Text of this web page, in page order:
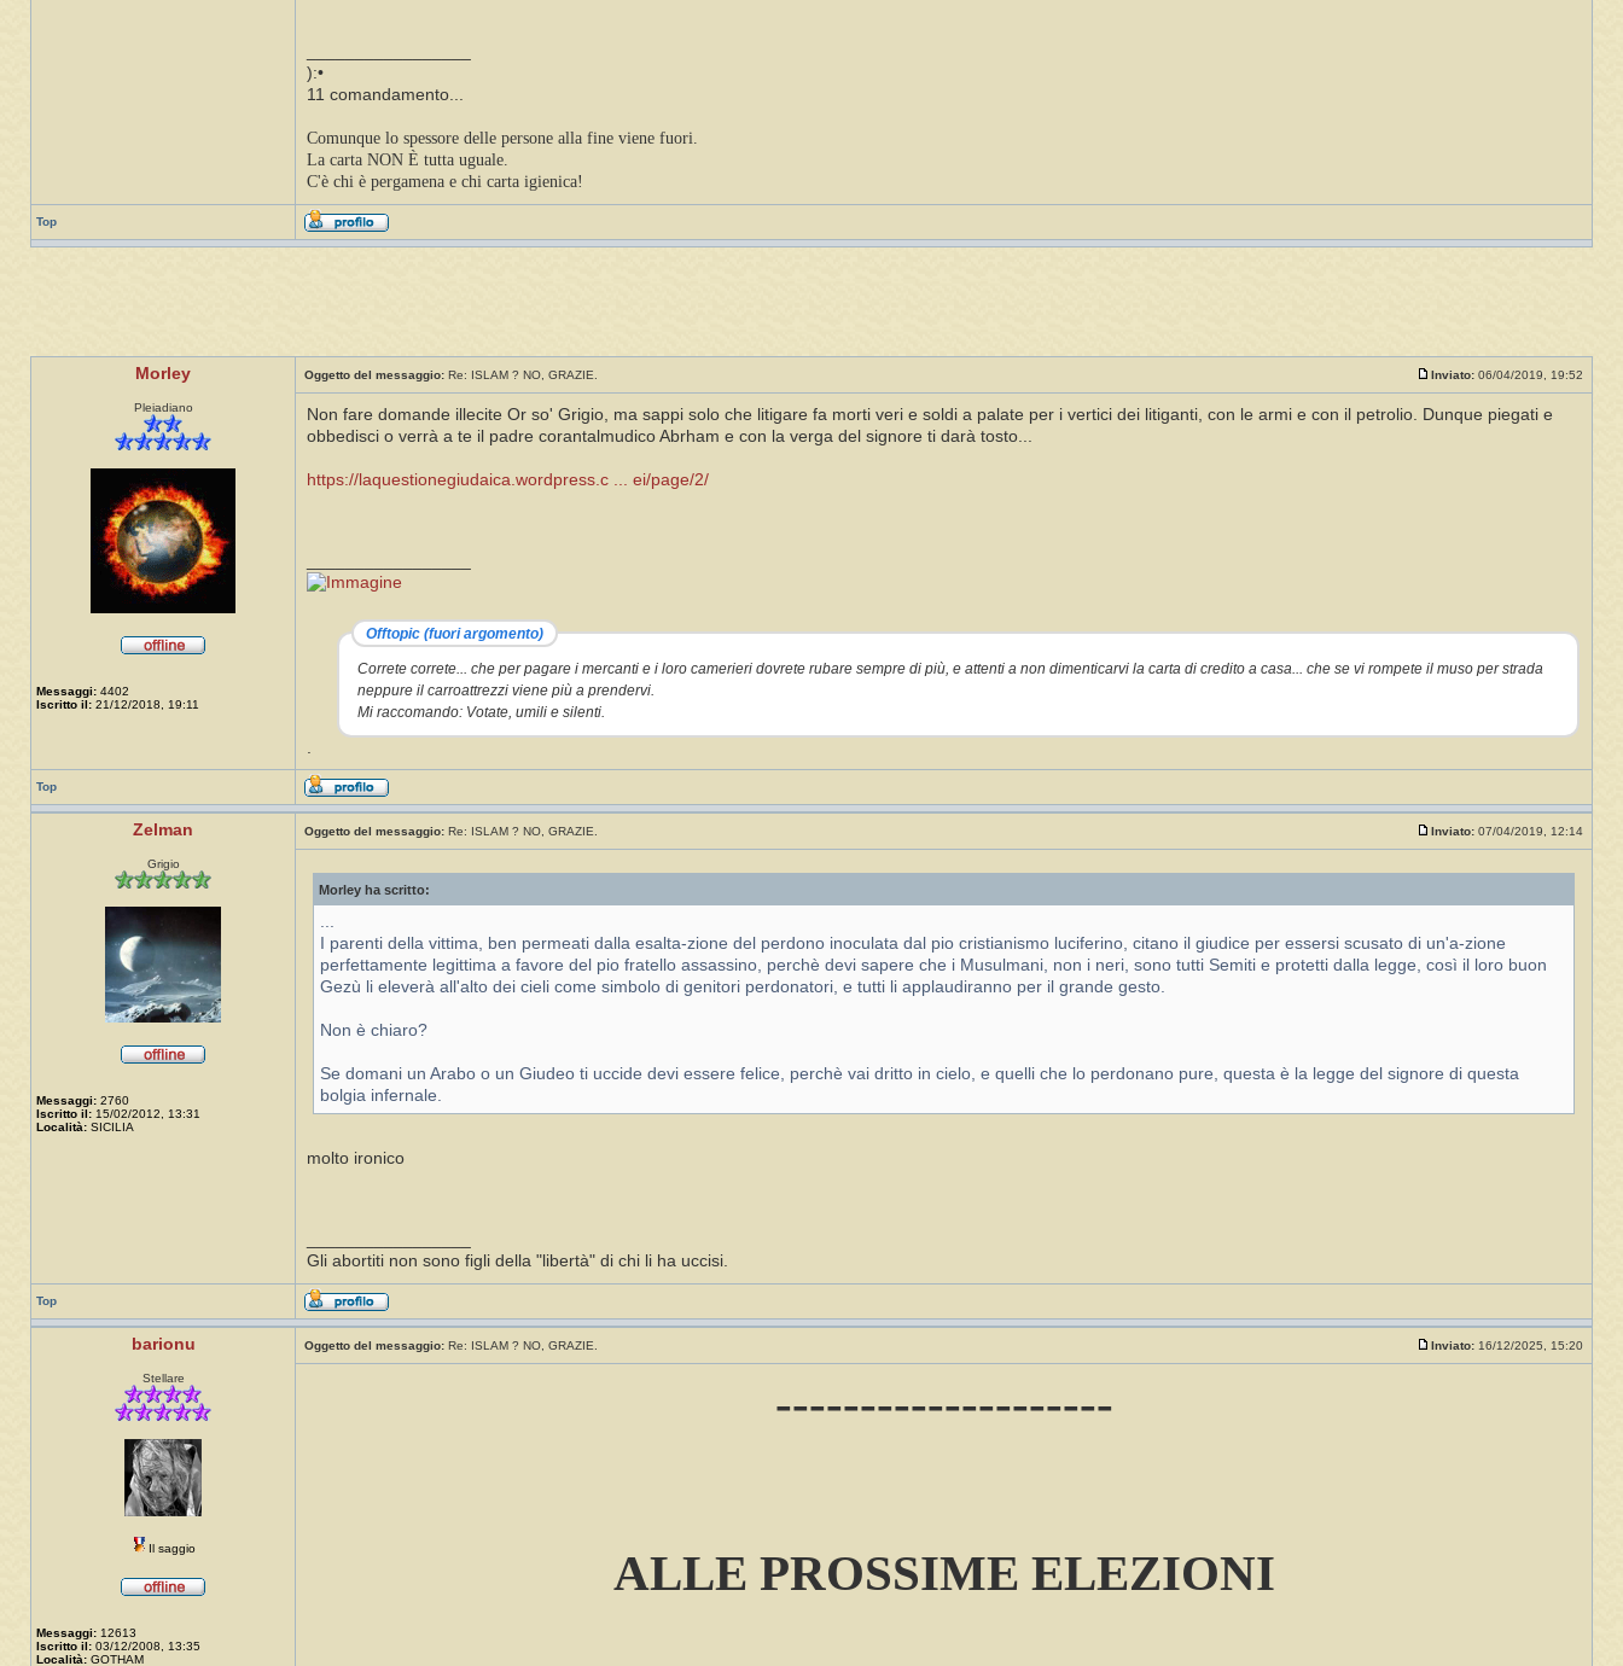
):•
11 comandamento...
Comunque lo spessore delle persone alla fine viene fuori.
La carta NON È tutta uguale.
C'è chi è pergamena e chi carta igienica!
Top
Morley
Pleiadiano
Messaggi: 4402
Iscritto il: 21/12/2018, 19:11
Oggetto del messaggio: Re: ISLAM ? NO, GRAZIE. Inviato: 06/04/2019, 19:52
Non fare domande illecite Or so' Grigio, ma sappi solo che litigare fa morti veri e soldi a palate per i vertici dei litiganti, con le armi e con il petrolio. Dunque piegati e
obbedisci o verrà a te il padre corantalmudico Abrham e con la verga del signore ti darà tosto...
https://laquestionegiudaica.wordpress.c ... ei/page/2/
Offtopic (fuori argomento)
Correte correte... che per pagare i mercanti e i loro camerieri dovrete rubare sempre di più, e attenti a non dimenticarvi la carta di credito a casa... che se vi rompete il muso per strada
neppure il carroattrezzi viene più a prendervi.
Mi raccomando: Votate, umili e silenti.
Top
Zelman
Grigio
Messaggi: 2760
Iscritto il: 15/02/2012, 13:31
Località: SICILIA
Oggetto del messaggio: Re: ISLAM ? NO, GRAZIE. Inviato: 07/04/2019, 12:14
Morley ha scritto:
...
I parenti della vittima, ben permeati dalla esalta-zione del perdono inoculata dal pio cristianismo luciferino, citano il giudice per essersi scusato di un'a-zione
perfettamente legittima a favore del pio fratello assassino, perchè devi sapere che i Musulmani, non i neri, sono tutti Semiti e protetti dalla legge, così il loro buon
Gezù li eleverà all'alto dei cieli come simbolo di genitori perdonatori, e tutti li applaudiranno per il grande gesto.
Non è chiaro?
Se domani un Arabo o un Giudeo ti uccide devi essere felice, perchè vai dritto in cielo, e quelli che lo perdonano pure, questa è la legge del signore di questa
bolgia infernale.
molto ironico
Gli abortiti non sono figli della "libertà" di chi li ha uccisi.
Top
barionu
Stellare
Il saggio
Messaggi: 12613
Iscritto il: 03/12/2008, 13:35
Località: GOTHAM
Oggetto del messaggio: Re: ISLAM ? NO, GRAZIE. Inviato: 16/12/2025, 15:20
--------------------
ALLE PROSSIME ELEZIONI